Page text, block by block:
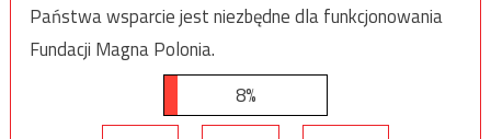
Państwa wsparcie jest niezbędne dla funkcjonowania
Fundacji Magna Polonia.
8%